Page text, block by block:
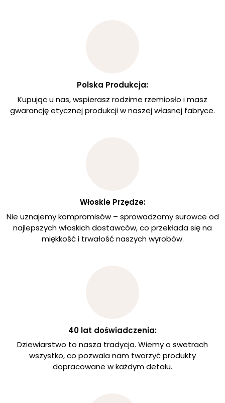
Polska Produkcja:
Kupując u nas, wspierasz rodzime rzemiosło i masz
gwarancję etycznej produkcji w naszej własnej fabryce.
Włoskie Przędze:
Nie uznajemy kompromisów – sprowadzamy surowce od
najlepszych włoskich dostawców, co przekłada się na
miękkość i trwałość naszych wyrobów.
40 lat doświadczenia:
Dziewiarstwo to nasza tradycja. Wiemy o swetrach
wszystko, co pozwala nam tworzyć produkty
dopracowane w każdym detalu.